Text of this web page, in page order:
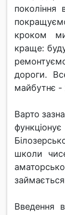
покоління
кроком
краще:
дороги.
майбутнє
Варто
школи
Введення